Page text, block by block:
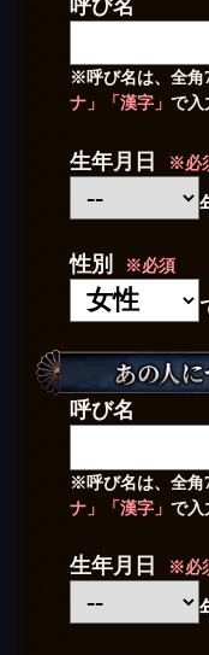
呼び名
※呼び名は、全角
ナ」「漢字」で入
生年月日 ※必
性別 ※必須
呼び名
※呼び名は、全角
ナ」「漢字」で入
生年月日 ※必